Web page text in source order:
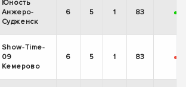
Юность
Анжеро-
Судженск
6 5 1 83 +
Show-Time-
09
Кемерово
6 5 1 83 -